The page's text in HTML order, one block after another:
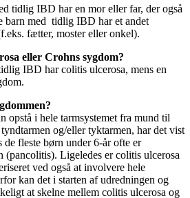
tidlig IBD har en mor eller far, der også
barn med tidlig IBD har et andet
fætter, moster eller onkel).
eller Crohns sygdom?
IBD har colitis ulcerosa, mens en
opstå i hele tarmsystemet fra mund til
og/eller tyktarmen, har det vist
de fleste børn under 6-år ofte er
(pancolitis). Ligeledes er colitis ulcerosa
ved også at involvere hele
kan det i starten af udredningen og
at skelne mellem colitis ulcerosa og